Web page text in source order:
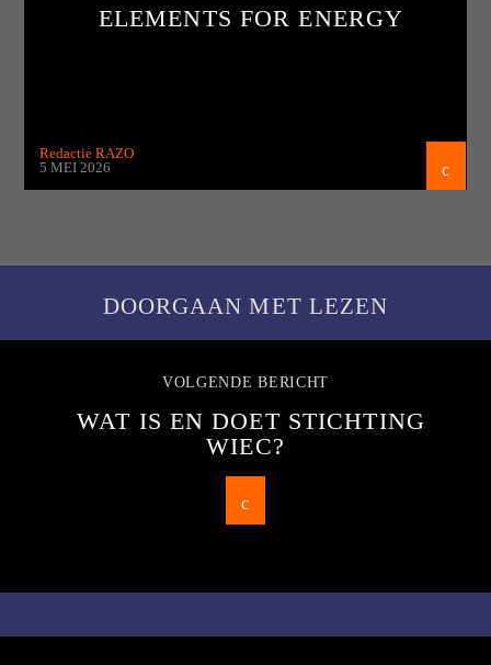
ELEMENTS FOR ENERGY
Redactie RAZO
5 MEI 2026
DOORGAAN MET LEZEN
VOLGENDE BERICHT
WAT IS EN DOET STICHTING
WIEC?